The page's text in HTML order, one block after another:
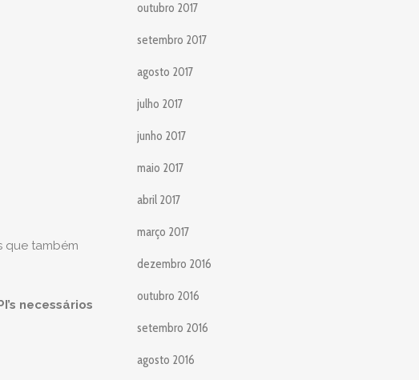
que também
necessários
outubro 2017
setembro 2017
agosto 2017
julho 2017
junho 2017
maio 2017
abril 2017
março 2017
dezembro 2016
outubro 2016
setembro 2016
agosto 2016